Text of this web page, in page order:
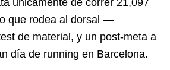
que rodea al dorsal —
de material, y un post-meta a
día de running en Barcelona.